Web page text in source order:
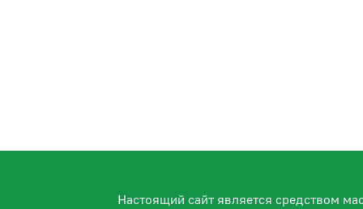
Настоящий сайт является средством